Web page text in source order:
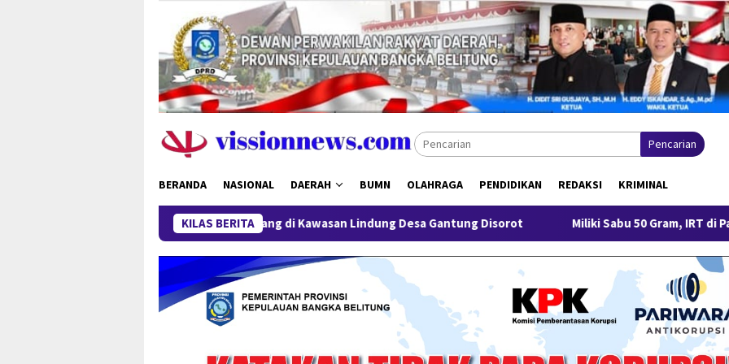
konten
Pencarian
BERANDA NASIONAL DAERAH BUMN OLAHRAGA PENDIDIKAN REDAKSI KRIMINAL
KILAS BERITA
Timah Turun, Aktivitas Tambang di Kawasan Lindung Desa Gantung Disorot Miliki Sabu 50 Gram, IRT di Pangkalpinang